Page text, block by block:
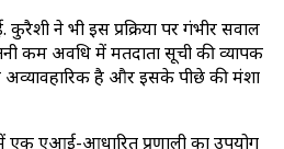
ने भी इस प्रक्रिया पर गंभीर सवाल
कम अवधि में मतदाता सूची की व्यापक
अव्यावहारिक है और इसके पीछे की मंशा
में एक एआई-आधारित प्रणाली का उपयोग